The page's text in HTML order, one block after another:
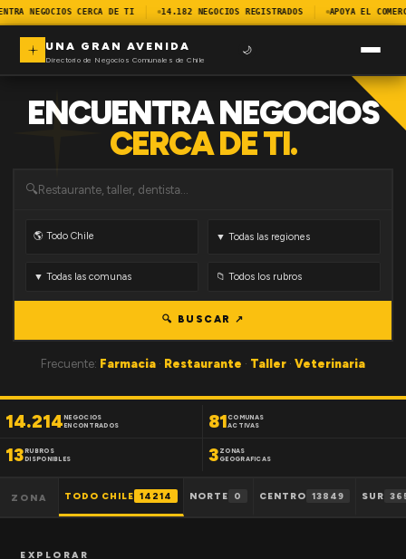
NEGOCIOS CERCA DE TI 14.182 NEGOCIOS REGISTRADOS APOYA EL
UNA GRAN AVENIDA
Directorio de Negocios Comunales de Chile
🌙
ENCUENTRA NEGOCIOS
CERCA DE TI.
🔍
🔍 BUSCAR ↗
Frecuente: Farmacia · Restaurante · Taller · Veterinaria
14.214NEGOCIOS
ENCONTRADOS
81 COMUNAS
ACTIVAS
13RUBROS
DISPONIBLES
3 ZONAS
GEOGRAFICAS
ZONA TODO CHILE 14214 NORTE 0 CENTRO 13849 SUR
EXPLORAR